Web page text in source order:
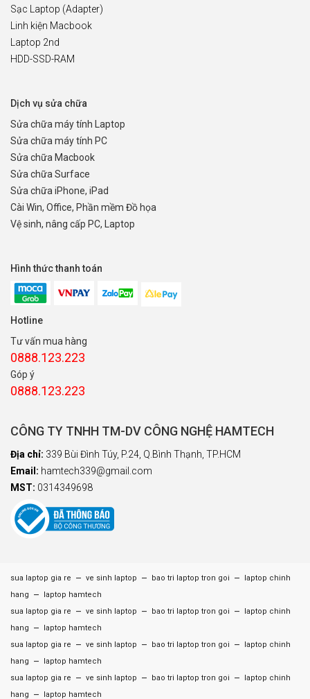
Sạc Laptop (Adapter)
Linh kiện Macbook
Laptop 2nd
HDD-SSD-RAM
Dịch vụ sửa chữa
Sửa chữa máy tính Laptop
Sửa chữa máy tính PC
Sửa chữa Macbook
Sửa chữa Surface
Sửa chữa iPhone, iPad
Cài Win, Office, Phần mềm Đồ họa
Vệ sinh, nâng cấp PC, Laptop
Hình thức thanh toán
Hotline
Tư vấn mua hàng
0888.123.223
Góp ý
0888.123.223
CÔNG TY TNHH TM-DV CÔNG NGHỆ HAMTECH
Địa chỉ: 339 Bùi Đình Túy, P.24, Q.Bình Thạnh, TP.HCM
Email: hamtech339@gmail.com
MST: 0314349698
sua laptop gia re – ve sinh laptop – bao tri laptop tron goi –
laptop chinh
hang
–
laptop hamtech
sua laptop gia re
– ve sinh laptop – bao tri laptop tron goi –
laptop chinh
hang
–
laptop hamtech
sua laptop gia re
– ve sinh laptop – bao tri laptop tron goi –
laptop chinh
hang
–
laptop hamtech
sua laptop gia re
– ve sinh laptop – bao tri laptop tron goi –
laptop chinh
hang
– laptop hamtech